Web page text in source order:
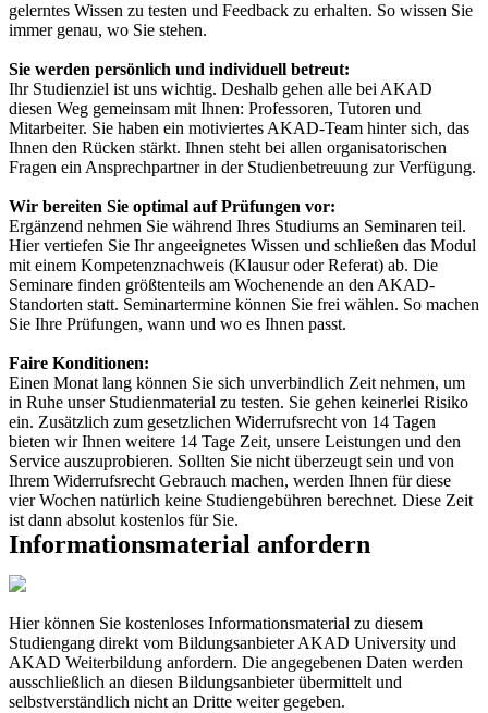
gelerntes Wissen zu testen und Feedback zu erhalten. So wissen Sie
immer genau, wo Sie stehen.
Sie werden persönlich und individuell betreut:
Ihr Studienziel ist uns wichtig. Deshalb gehen alle bei AKAD
diesen Weg gemeinsam mit Ihnen: Professoren, Tutoren und
Mitarbeiter. Sie haben ein motiviertes AKAD-Team hinter sich, das
Ihnen den Rücken stärkt. Ihnen steht bei allen organisatorischen
Fragen ein Ansprechpartner in der Studienbetreuung zur Verfügung.
Wir bereiten Sie optimal auf Prüfungen vor:
Ergänzend nehmen Sie während Ihres Studiums an Seminaren teil.
Hier vertiefen Sie Ihr angeeignetes Wissen und schließen das Modul
mit einem Kompetenznachweis (Klausur oder Referat) ab. Die
Seminare finden größtenteils am Wochenende an den AKAD-
Standorten statt. Seminartermine können Sie frei wählen. So machen
Sie Ihre Prüfungen, wann und wo es Ihnen passt.
Faire Konditionen:
Einen Monat lang können Sie sich unverbindlich Zeit nehmen, um
in Ruhe unser Studienmaterial zu testen. Sie gehen keinerlei Risiko
ein. Zusätzlich zum gesetzlichen Widerrufsrecht von 14 Tagen
bieten wir Ihnen weitere 14 Tage Zeit, unsere Leistungen und den
Service auszuprobieren. Sollten Sie nicht überzeugt sein und von
Ihrem Widerrufsrecht Gebrauch machen, werden Ihnen für diese
vier Wochen natürlich keine Studiengebühren berechnet. Diese Zeit
ist dann absolut kostenlos für Sie.
Informationsmaterial anfordern
Hier können Sie kostenloses Informationsmaterial zu diesem
Studiengang direkt vom Bildungsanbieter AKAD University und
AKAD Weiterbildung anfordern. Die angegebenen Daten werden
ausschließlich an diesen Bildungsanbieter übermittelt und
selbstverständlich nicht an Dritte weiter gegeben.